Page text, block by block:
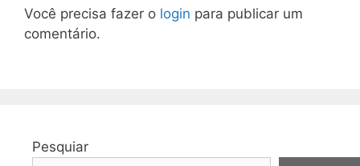
Você precisa fazer o login para publicar um
comentário.
Pesquiar